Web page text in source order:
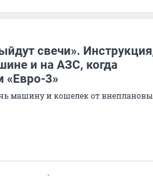
свечи».
и на АЗС, когда
«Евро-3»
машину и кошелек от